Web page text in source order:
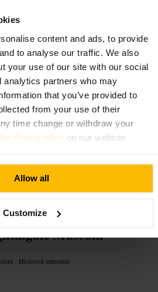
content and ads, to provide
to analyse our traffic. We also
your use of our site with our social
analytics partners who may
that you’ve provided to
from your use of their
time change or withdraw your
Declaration on our website.
Allow all
Customize
rom med egne historier og skuespillere.
stemningen. Publikum blir av og
turen avsluttes med en kort, spennende
liten sitteplass og suvenirområde etter
sikre plass. Møt opp i god tid, det er
Ta med lett bagasje og bruk
london/
Museum
• Historisk museum